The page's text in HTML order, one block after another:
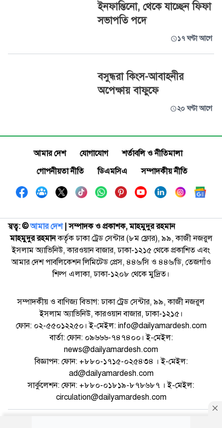
ইনফান্তিনো, থেকে যাচ্ছেন ফিফা
সভাপতি পদে
১৭ ঘণ্টা আগে
বসুন্ধরা কিংস-আবাহনীর
অপেক্ষায় বাফুফে
২০ ঘণ্টা আগে
আমার দেশ যোগাযোগ
শর্তাবলি ও নীতিমালা
গোপনীয়তা নীতি
ডিএমসিএ সম্পাদকীয় নীতি
স্বত্ব: ©️আমার দেশ| সম্পাদক ও প্রকাশক, মাহমুদুর রহমান
মাহমুদুর রহমানকর্তৃক ঢাকা ট্রেড সেন্টার (৮ম ফ্লোর), ৯৯, কাজী নজরুল
ইসলাম অ্যাভিনিউ, কারওয়ান বাজার, ঢাকা-১২১৫ থেকে প্রকাশিত এবং
আমার দেশ পাবলিকেশন লিমিটেড প্রেস, ৪৪৬/সি ও ৪৪৬/ডি, তেজগাঁও
শিল্প এলাকা, ঢাকা-১২০৮ থেকে মুদ্রিত।
সম্পাদকীয় ও বাণিজ্য বিভাগ: ঢাকা ট্রেড সেন্টার, ৯৯, কাজী নজরুল
ইসলাম অ্যাভিনিউ, কারওয়ান বাজার, ঢাকা-১২১৫।
ফোন: ০২-৫৫০১২২৫০। ই-মেইল: info@dailyamardesh.com
বার্তা: ফোন: ০৯৬৬৬-৭৪৭৪০০। ই-মেইল:
news@dailyamardesh.com
বিজ্ঞাপন: ফোন: +৮৮০-১৭১৫-০২৫৪৩৪ । ই-মেইল:
ad@dailyamardesh.com
সার্কুলেশন: ফোন: +৮৮০-০১৮১৯-৮৭৮৬৮৭ । ই-মেইল:
circulation@dailyamardesh.com